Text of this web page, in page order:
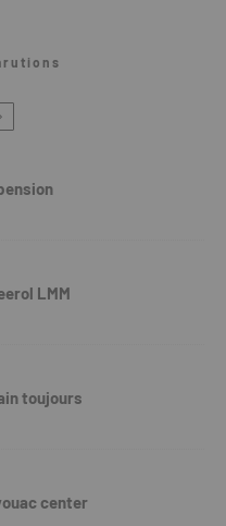
LMM
toujours
center